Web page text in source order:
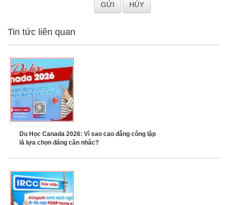
Tin tức liên quan
Du Học Canada 2026: Vì sao cao đẳng công lập
là lựa chọn đáng cân nhắc?